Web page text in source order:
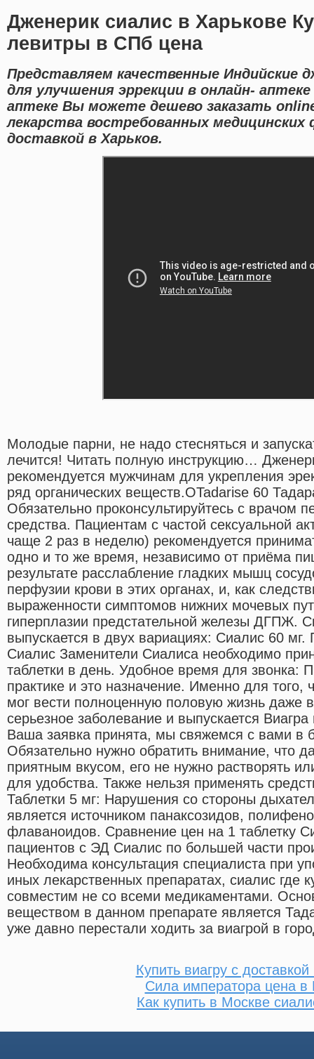
Дженерик сиалис в Харькове
левитры в СПб цена
Представляем качественные Индийские
для улучшения эррекции в онлайн-
аптеке Вы можете дешево заказать
лекарства востребованных
доставкой в Харьков.
Молодые парни, не надо стесняться и
лечится! Читать полную инструкцию…
рекомендуется мужчинам для укрепления
ряд органических веществ.OTadarise 60
Обязательно проконсультируйтесь с врачом
средства. Пациентам с частой сексуальной
чаще 2 раз в неделю) рекомендуется
одно и то же время, независимо от приёма
результате расслабление гладких мышц
перфузии крови в этих органах, и, как
выраженности симптомов нижних мочевых
гиперплазии предстательной железы ДГПЖ.
выпускается в двух вариациях: Сиалис 60
Сиалис Заменители Сиалиса необходимо
таблетки в день. Удобное время для звонка:
практике и это назначение. Именно для того,
мог вести полноценную половую жизнь даже
серьезное заболевание и выпускается
Ваша заявка принята, мы свяжемся с вами в
Обязательно нужно обратить внимание, что
приятным вкусом, его не нужно растворять
для удобства. Также нельзя применять
Таблетки 5 мг: Нарушения со стороны
является источником панаксозидов,
флаваноидов. Сравнение цен на 1 таблетку
пациентов с ЭД Сиалис по большей части
Необходима консультация специалиста при
иных лекарственных препаратах, сиалис где
совместим не со всеми медикаментами.
веществом в данном препарате является
уже давно перестали ходить за виагрой в
Купить виагру с доставкой
Сила императора цена в
Как купить в Москве